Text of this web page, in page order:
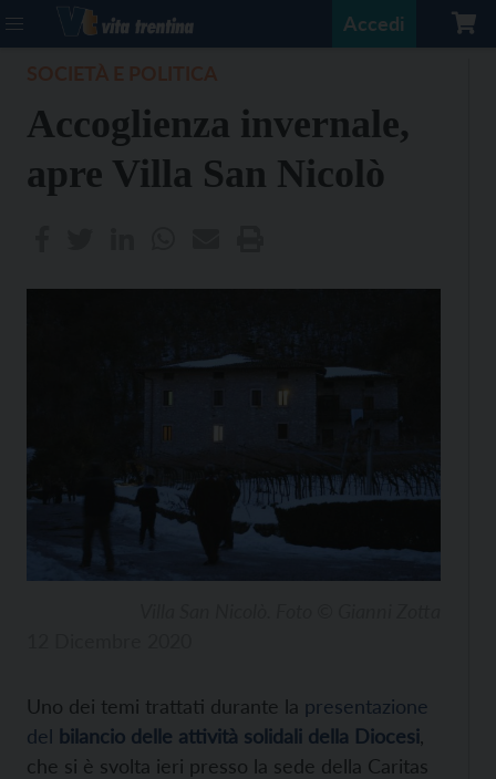
Accedi
Accoglienza invernale,
apre Villa San Nicolò
Uno dei temi trattati durante la presentazione
del bilancio delle attività solidali della Diocesi
che si è svolta ieri presso la sede della Caritas